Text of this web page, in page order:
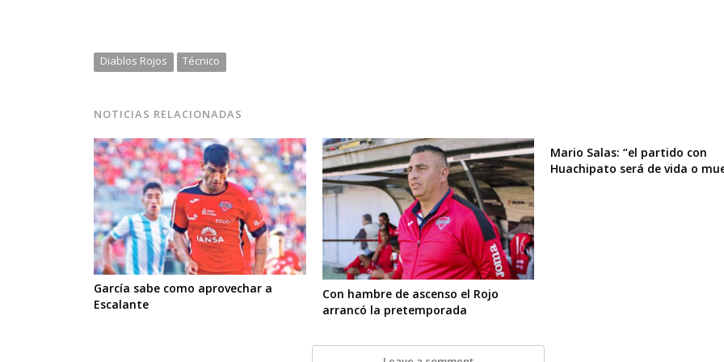
Diablos Rojos Técnico
NOTICIAS RELACIONADAS
García sabe como aprovechar a
Escalante
Con hambre de ascenso el Rojo
arrancó la pretemporada
Mario Salas: “el partido con
Huachipato será de vida o